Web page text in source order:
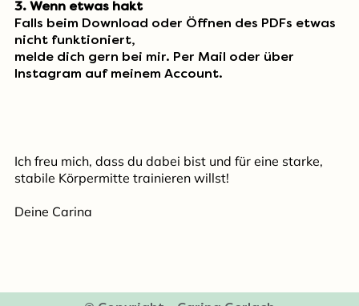
3. Wenn etwas hakt
Falls beim Download oder Öffnen des PDFs etwas
nicht funktioniert,
melde dich gern bei mir. Per Mail oder über
Instagram auf meinem Account.
Ich freu mich, dass du dabei bist und für eine starke,
stabile Körpermitte trainieren willst!
Deine Carina